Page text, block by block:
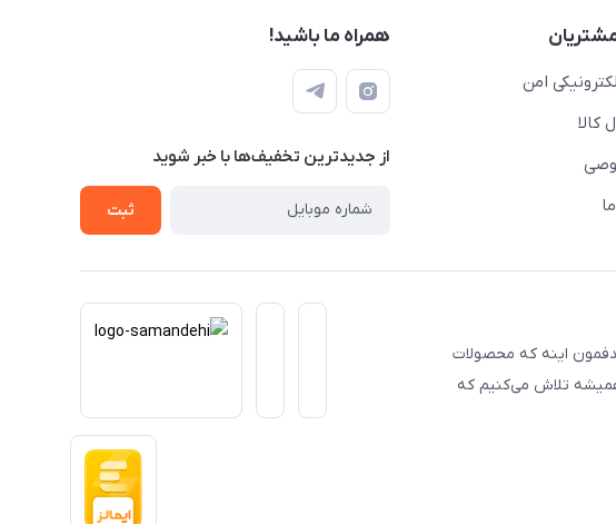
امن
کالا
همراه ما باشید!
از جدید‌ترین تخفیف‌ها با‌ خبر شوید
ثبت
اینه که محصولات
تلاش می‌کنیم که